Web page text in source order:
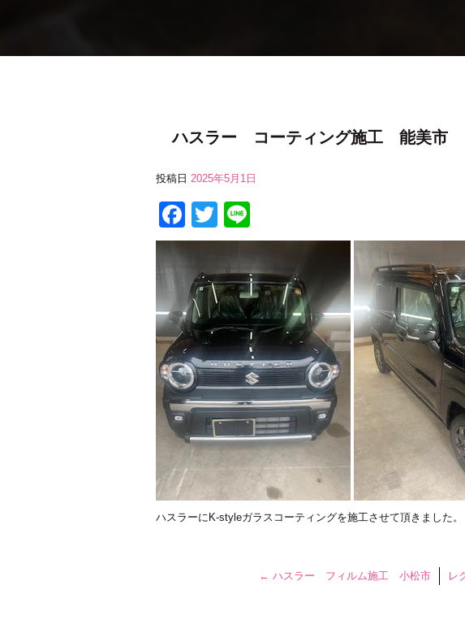
ハスラー コーティング施工 能美市
投稿日 2025年5月1日
F
a
c
e
b
o
o
k
T
wi
tt
er
n
e
ハスラーにK-styleガラスコーティングを施工させて頂きました。
← ハスラー フィルム施工 小松市 レ